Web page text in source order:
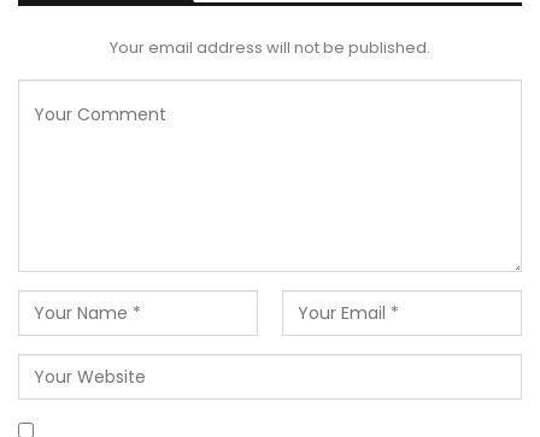
Your email address will not be published.